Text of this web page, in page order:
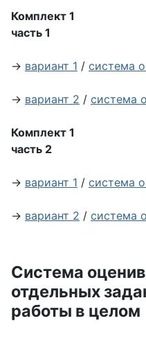
Комплект 1
часть 1
→ вариант 1 / система
→ вариант 2 / система
Комплект 1
часть 2
→ вариант 1 / система
→ вариант 2 / система
Система
отдельных
работы в целом